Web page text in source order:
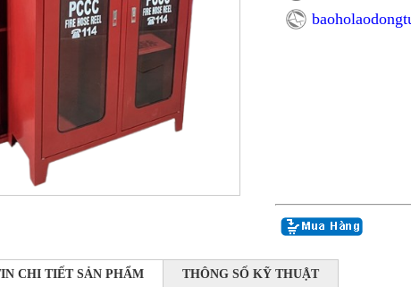
CHI TIẾT SẢN PHẨM THÔNG SỐ KỸ THUẬT